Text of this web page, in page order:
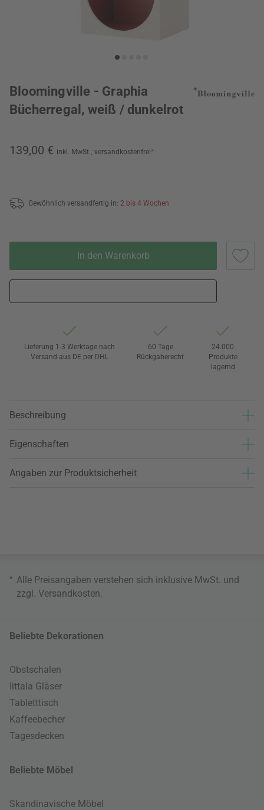
Bloomingville - Graphia
Bücherregal, weiß / dunkelrot
139,00 € inkl. MwSt., versandkostenfrei*
Gewöhnlich versandfertig in: 2 bis 4 Wochen
In den Warenkorb
Lieferung 1-3 Werktage nach
Versand aus DE per DHL
60 Tage
Rückgaberecht
24.000
Produkte
lagernd
Beschreibung
Eigenschaften
Angaben zur Produktsicherheit
* Alle Preisangaben verstehen sich inklusive MwSt. und
zzgl. Versandkosten
Beliebte Dekorationen
Obstschalen
Iittala Gläser
Tabletttisch
Kaffeebecher
Tagesdecken
Beliebte Möbel
Skandinavische Möbel